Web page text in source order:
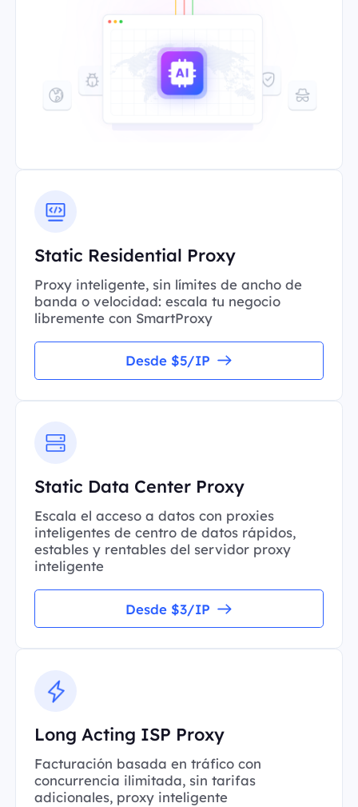
Static Residential Proxy
Proxy inteligente, sin límites de ancho de
banda o velocidad: escala tu negocio
libremente con SmartProxy
Desde $5/IP
Static Data Center Proxy
Escala el acceso a datos con proxies
inteligentes de centro de datos rápidos,
estables y rentables del servidor proxy
inteligente
Desde $3/IP
Long Acting ISP Proxy
Facturación basada en tráfico con
concurrencia ilimitada, sin tarifas
adicionales, proxy inteligente